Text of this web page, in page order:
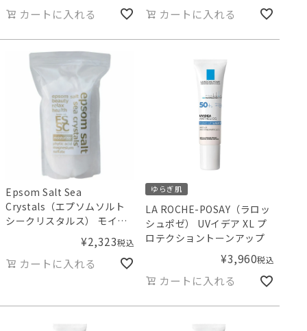
カートに入れる カートに入れる
Epsom Salt Sea
Crystals（エプソムソルト
シークリスタルス） モイス
チャライザー 2.2kg
¥2,323税込
カートに入れる
ゆらぎ肌
LA ROCHE-POSAY（ラロッ
シュポゼ） UVイデア XL プ
ロテクショントーンアップ
¥3,960税込
カートに入れる